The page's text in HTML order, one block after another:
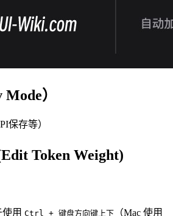
）
保存等）
Token Weight)
用 Ctrl + 键盘方向键上下 （Mac 使用